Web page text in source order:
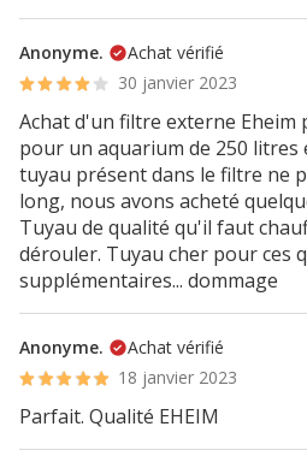
Anonyme.
Achat vérifié
30 janvier 2023
Achat d'un filtre externe Eheim
pour un aquarium de 250 litres
tuyau présent dans le filtre ne
long, nous avons acheté
Tuyau de qualité qu'il faut
dérouler. Tuyau cher pour ces
supplémentaires... dommage
Anonyme.
Achat vérifié
18 janvier 2023
Parfait. Qualité EHEIM